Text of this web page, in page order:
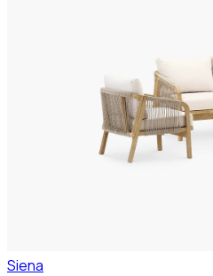
Siena